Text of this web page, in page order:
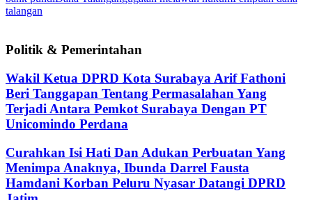
talangan
Politik & Pemerintahan
Wakil Ketua DPRD Kota Surabaya Arif Fathoni
Beri Tanggapan Tentang Permasalahan Yang
Terjadi Antara Pemkot Surabaya Dengan PT
Unicomindo Perdana
Curahkan Isi Hati Dan Adukan Perbuatan Yang
Menimpa Anaknya, Ibunda Darrel Fausta
Hamdani Korban Peluru Nyasar Datangi DPRD